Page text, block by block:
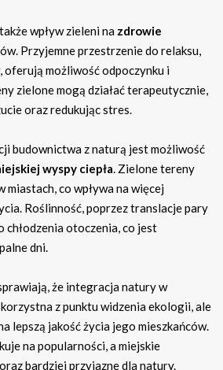
wpływ zieleni na zdrowie
Przyjemne przestrzenie do relaksu,
oferują możliwość odpoczynku i
zielone mogą działać terapeutycznie,
oraz redukując stres.
budownictwa z naturą jest możliwość
wyspy ciepła. Zielone tereny
co wpływa na więcej
Roślinność, poprzez translacje pary
chłodzenia otoczenia, co jest
dni.
że integracja natury w
z punktu widzenia ekologii, ale
lepszą jakość życia jego mieszkańców.
na popularności, a miejskie
bardziej przyjazne dla natury.